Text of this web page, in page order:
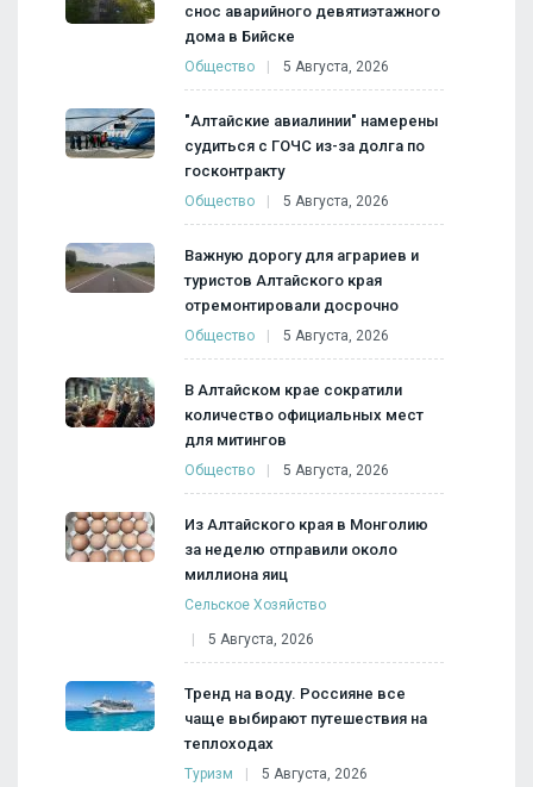
снос аварийного девятиэтажного
дома в Бийске
Общество 5 Августа, 2026
"Алтайские авиалинии" намерены
судиться с ГОЧС из-за долга по
госконтракту
Общество 5 Августа, 2026
Важную дорогу для аграриев и
туристов Алтайского края
отремонтировали досрочно
Общество 5 Августа, 2026
В Алтайском крае сократили
количество официальных мест
для митингов
Общество 5 Августа, 2026
Из Алтайского края в Монголию
за неделю отправили около
миллиона яиц
Сельское Хозяйство
5 Августа, 2026
Тренд на воду. Россияне все
чаще выбирают путешествия на
теплоходах
Туризм 5 Августа, 2026